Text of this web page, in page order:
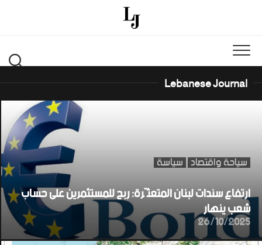
Lebanese Journal
سياحة واقتصاد سياسة
ارتفاع سندات لبنان المتعثّرة: ربح للمستثمرين على حساب
شعب ينهار
26/10/2025